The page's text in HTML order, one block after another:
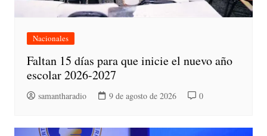
Nacionales
Faltan 15 días para que inicie el nuevo año
escolar 2026-2027
samantharadio 9 de agosto de 2026 0